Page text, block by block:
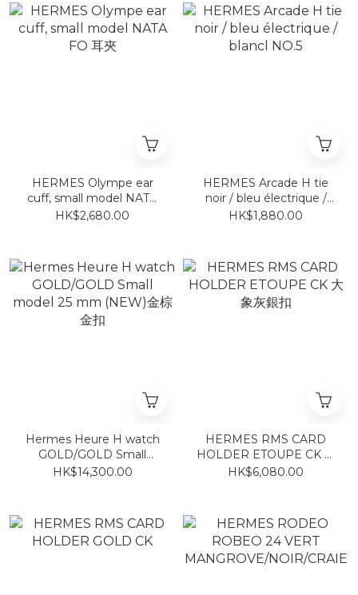
HERMES Olympe ear
cuff, small model NATA
FO 耳夾
HK$2,680.00
HERMES Arcade H tie
noir / bleu électrique /
blancl NO.5
HK$1,880.00
Hermes Heure H watch
GOLD/GOLD Small
model 25 mm (NEW)金棕
HK$14,300.00
HERMES RMS CARD
HOLDER ETOUPE CK 大
象灰銀扣
HK$6,080.00